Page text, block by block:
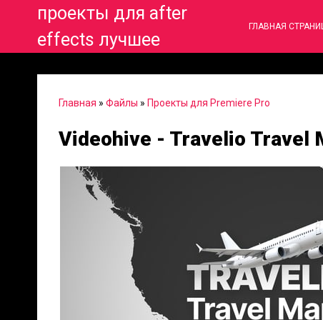
проекты для after
effects лучшее
ГЛАВНАЯ
Главная » Файлы » Проекты для Premiere Pro
Videohive - Travelio Travel